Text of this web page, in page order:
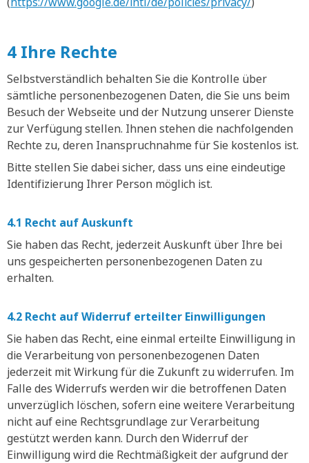
4 Ihre Rechte
Selbstverständlich behalten Sie die Kontrolle über
sämtliche personenbezogenen Daten, die Sie uns beim
Besuch der Webseite und der Nutzung unserer Dienste
zur Verfügung stellen. Ihnen stehen die nachfolgenden
Rechte zu, deren Inanspruchnahme für Sie kostenlos ist.
Bitte stellen Sie dabei sicher, dass uns eine eindeutige
Identifizierung Ihrer Person möglich ist.
4.1 Recht auf Auskunft
Sie haben das Recht, jederzeit Auskunft über Ihre bei
uns gespeicherten personenbezogenen Daten zu
erhalten.
4.2 Recht auf Widerruf erteilter Einwilligungen
Sie haben das Recht, eine einmal erteilte Einwilligung in
die Verarbeitung von personenbezogenen Daten
jederzeit mit Wirkung für die Zukunft zu widerrufen. Im
Falle des Widerrufs werden wir die betroffenen Daten
unverzüglich löschen, sofern eine weitere Verarbeitung
nicht auf eine Rechtsgrundlage zur Verarbeitung
gestützt werden kann. Durch den Widerruf der
Einwilligung wird die Rechtmäßigkeit der aufgrund der